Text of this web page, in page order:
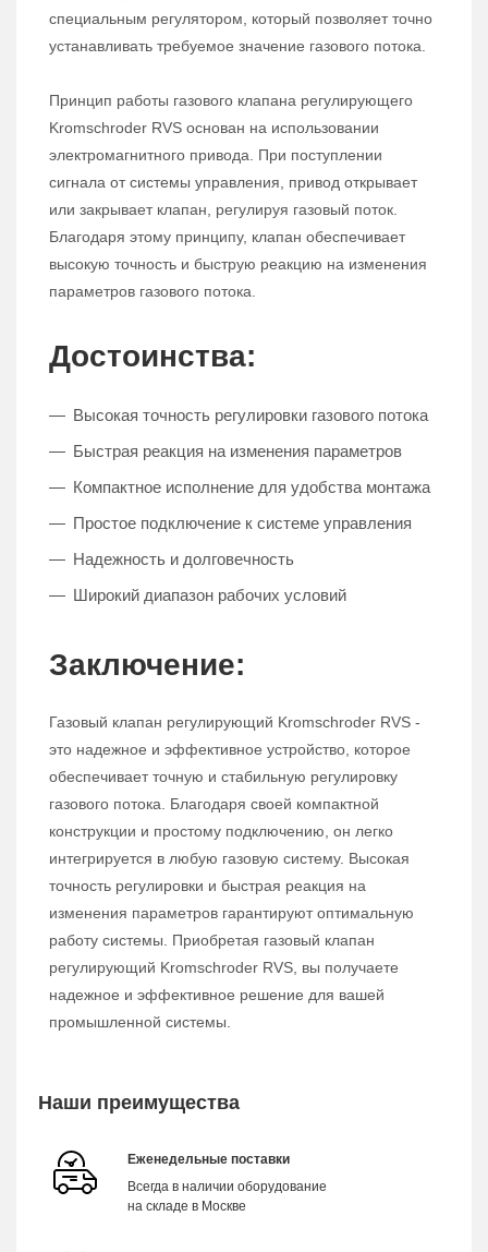
специальным регулятором, который позволяет точно
устанавливать требуемое значение газового потока.
Принцип работы газового клапана регулирующего
Kromschroder RVS основан на использовании
электромагнитного привода. При поступлении
сигнала от системы управления, привод открывает
или закрывает клапан, регулируя газовый поток.
Благодаря этому принципу, клапан обеспечивает
высокую точность и быструю реакцию на изменения
параметров газового потока.
Достоинства:
Высокая точность регулировки газового потока
Быстрая реакция на изменения параметров
Компактное исполнение для удобства монтажа
Простое подключение к системе управления
Надежность и долговечность
Широкий диапазон рабочих условий
Заключение:
Газовый клапан регулирующий Kromschroder RVS -
это надежное и эффективное устройство, которое
обеспечивает точную и стабильную регулировку
газового потока. Благодаря своей компактной
конструкции и простому подключению, он легко
интегрируется в любую газовую систему. Высокая
точность регулировки и быстрая реакция на
изменения параметров гарантируют оптимальную
работу системы. Приобретая газовый клапан
регулирующий Kromschroder RVS, вы получаете
надежное и эффективное решение для вашей
промышленной системы.
Наши преимущества
Еженедельные поставки
Всегда в наличии оборудование
на складе в Москве